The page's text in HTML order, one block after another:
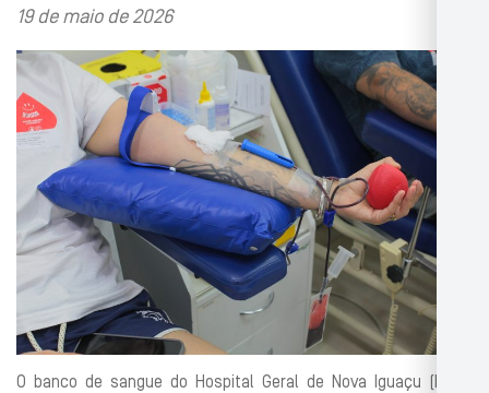
19 de maio de 2026
O banco de sangue do Hospital Geral de Nova Iguaçu (HGNI)